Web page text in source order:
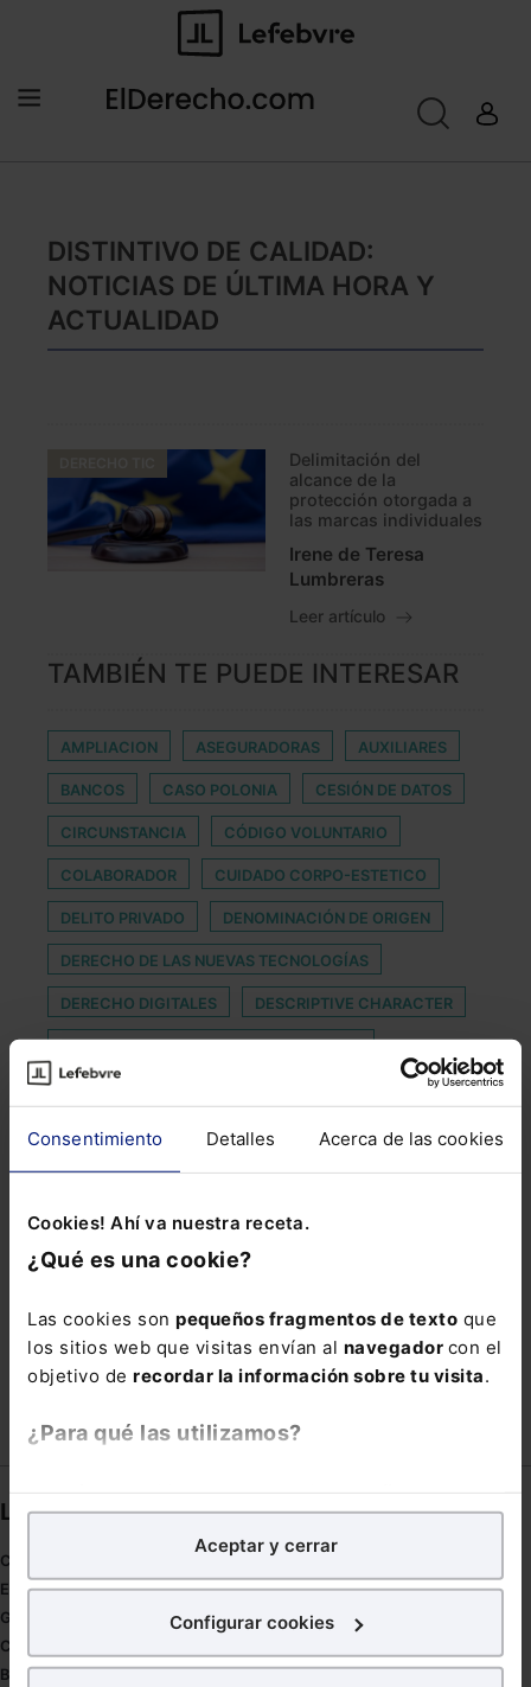
Consentimiento Detalles Acerca de las cookies
Cookies! Ahí va nuestra receta.
¿Qué es una cookie?
Las cookies son pequeños fragmentos de texto que
los sitios web que visitas envían al navegador con el
objetivo de recordar la información sobre tu visita.
¿Para qué las utilizamos?
analíticospara tratar demejorar tu experienciaen
nuestra página web. También con fines publicitarios,
para poder mostrarte publicidad y contenidos de tu
¿Qué puedes hacer?
Aceptar y cerrar
Configurar cookies
DISTINTIVO DE CALIDAD:
NOTICIAS DE ÚLTIMA HORA Y
ACTUALIDAD
Delimitación del
alcance de la
protección otorgada a
las marcas individuales
Irene de Teresa
Lumbreras
Leer artículo
TAMBIÉN TE PUEDE INTERESAR
AMPLIACION ASEGURADORAS AUXILIARES
BANCOS CASO POLONIA CESIÓN DE DATOS
CIRCUNSTANCIA CÓDIGO VOLUNTARIO
COLABORADOR CUIDADO CORPO-ESTETICO
DELITO PRIVADO DENOMINACIÓN DE ORIGEN
DERECHO DE LAS NUEVAS TECNOLOGÍAS
DERECHO DIGITALES DESCRIPTIVE CHARACTER
IMPAGO DE PENSIÓN
INTERRUPCIÓN DE LA CADUCIDAD POR TOLERANCIA
LEY 5/2019 LRBRL PERSONA CONSUMIDORA
PREMIO FIDES GRANDES VALORES
UP2U PROJECT WEBS PIRATAS YATECOMERÉ
Links directos
Coronavirus
Estudio de salud abogacía
Gestión de despachos
Compliance
Buenas Prácticas Tributarias